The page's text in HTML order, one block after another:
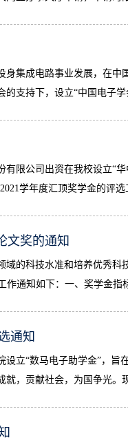
集成电路事业发展，在中
支持下，设立“中国电子
限公司出资在我校设立“
学年度汇顶奖学金的评
文奖的通知
的科技水准和培养优秀科
作通知如下：一、奖学金指
通知
立“数马电子助学金”，旨
，贡献社会，为国争光。